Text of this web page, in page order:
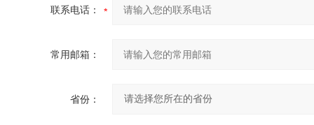
联系电话：
常用邮箱：
省份：